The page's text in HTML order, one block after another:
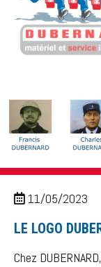
11/05/2023
LE LOGO
Chez